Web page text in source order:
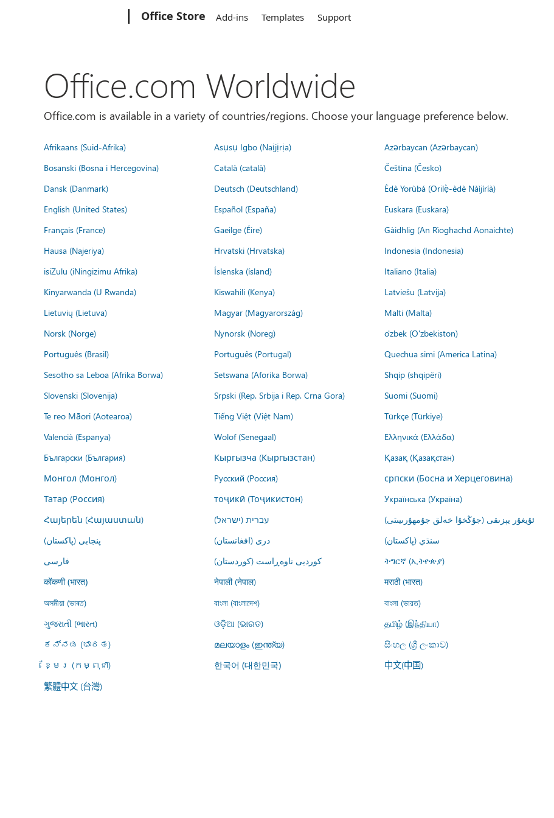
Office Store Add-ins Templates Support
Office.com Worldwide
Office.com is available in a variety of countries/regions. Choose your language preference below.
Afrikaans (Suid-Afrika) Asụsụ Igbo (Naịjịrịa) Azərbaycan (Azərbaycan)
Bosanski (Bosna i Hercegovina)
Català (català) Čeština (Česko)
Dansk (Danmark)
Deutsch (Deutschland) Èdè Yorùbá (Orilẹ̀-èdè Nàìjíríà)
English (United States)
Español (España) Euskara (Euskara)
Français (France)
Gaeilge (Éire) Gàidhlig (An Rìoghachd Aonaichte)
Hausa (Najeriya)
Hrvatski (Hrvatska) Indonesia (Indonesia)
isiZulu (iNingizimu Afrika)
Íslenska (ísland) Italiano (Italia)
Kinyarwanda (U Rwanda)
Kiswahili (Kenya) Latviešu (Latvija)
Lietuvių (Lietuva)
Magyar (Magyarország) Malti (Malta)
Norsk (Norge)
Nynorsk (Noreg) o'zbek (O'zbekiston)
Português (Brasil)
Português (Portugal) Quechua simi (America Latina)
Sesotho sa Leboa (Afrika Borwa)
Setswana (Aforika Borwa) Shqip (shqipëri)
Slovenski (Slovenija)
Srpski (Rep. Srbija i Rep. Crna Gora) Suomi (Suomi)
Te reo Māori (Aotearoa)
Tiếng Việt (Việt Nam) Türkçe (Türkiye)
Valencià (Espanya)
Wolof (Senegaal) Ελληνικά (Ελλάδα)
Български (България)
Кыргызча (Кыргызстан) Қазақ (Қазақстан)
Монгол (Монгол)
Русский (Россия) српски (Босна и Херцеговина)
Татар (Россия)
тоҷикӣ (Тоҷикистон) Українська (Україна)
Հայերեն (Հայաստան)
עברית (ישראל) ئۇيغۇر يېزىقى (جۇڭخۇا خەلق جۇمھۇرىيىتى)
پنجابی (پاکستان)
درى (افغانستان) سنڌي (پاکستان)
فارسى
کوردیی ناوەڕاست (کوردستان) ትግርኛ (ኢትዮጵያ)
कोंकणी (भारत) नेपाली (नेपाल) मराठी (भारत)
অসমীয়া (ভাৰত) বাংলা (বাংলাদেশ) বাংলা (ভারত)
ગુજરાતી (ભારત)
ଓଡ଼ିଆ (ଭାରତ) தமிழ் (இந்தியா)
ಕನ್ನಡ (ಭಾರತ)
മലയാളം (ഇന്ത്യ) සිංහල (ශ්‍රී ලංකාව)
ខ្មែរ (កម្ពុជា)
한국어 (대한민국) 中文(中国)
繁體中文 (台灣)